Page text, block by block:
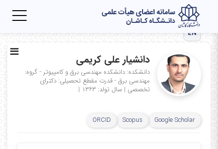
EN
دانشیار علی کریمی
دانشکده: دانشکده مهندسی برق و کامپیوتر - گروه:
مهندسی برق - قدرت مقطع تحصیلی: دکترای
تخصصی | سال تولد: ۱۳۶۳ |
Google Scholar
Scopus
ORCID